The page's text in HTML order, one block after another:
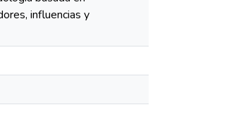
influencias y